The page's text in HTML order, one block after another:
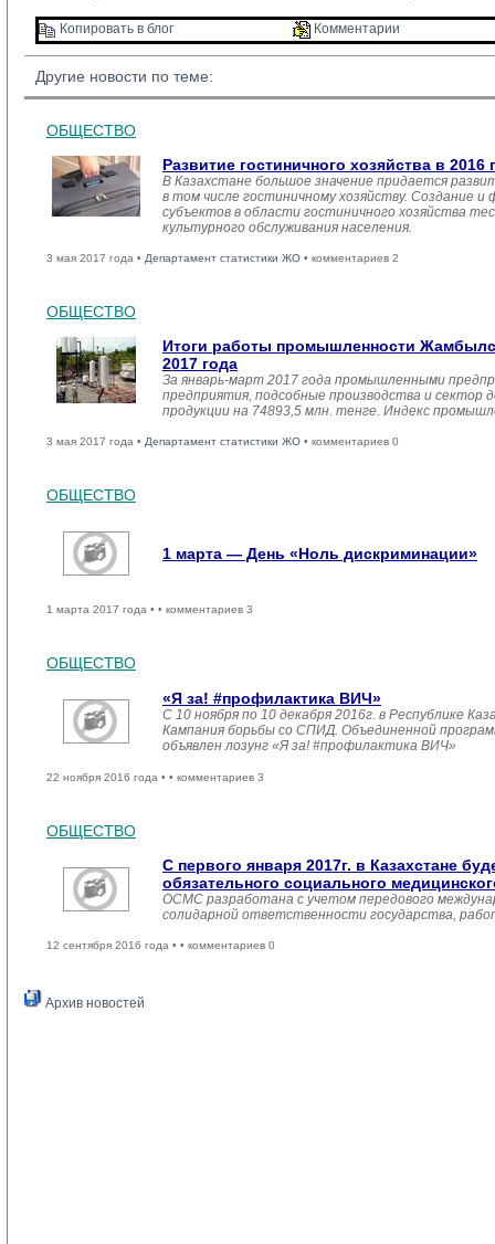
Копировать в блог Комментарии
Другие новости по теме:
ОБЩЕСТВО
Развитие гостиничного хозяйства в 2016
В Казахстане большое значение придается
в том числе гостиничному хозяйству. Создание
субъектов в области гостиничного хозяйства
культурного обслуживания населения.
3 мая 2017 года • Департамент статистики ЖО • комментариев 2
ОБЩЕСТВО
Итоги работы промышленности
2017 года
За январь-март 2017 года промышленными
предприятия, подсобные производства и сектор
продукции на 74893,5 млн. тенге. Индекс
3 мая 2017 года • Департамент статистики ЖО • комментариев 0
ОБЩЕСТВО
1 марта — День «Ноль дискриминации»
1 марта 2017 года • • комментариев 3
ОБЩЕСТВО
«Я за! #профилактика ВИЧ»
С 10 ноября по 10 декабря 2016г. в Республике
Кампания борьбы со СПИД. Объединенной
объявлен лозунг «Я за! #профилактика ВИЧ»
22 ноября 2016 года • • комментариев 3
ОБЩЕСТВО
С первого января 2017г. в Казахстане
обязательного социального
ОСМС разработана с учетом передового
солидарной ответственности государства,
12 сентября 2016 года • • комментариев 0
Архив новостей